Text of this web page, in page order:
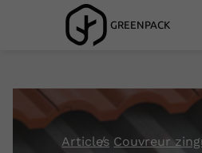
GREENPACK
Articles Couvreur